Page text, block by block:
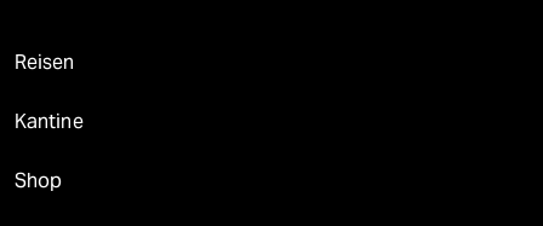
Reisen
Kantine
Shop